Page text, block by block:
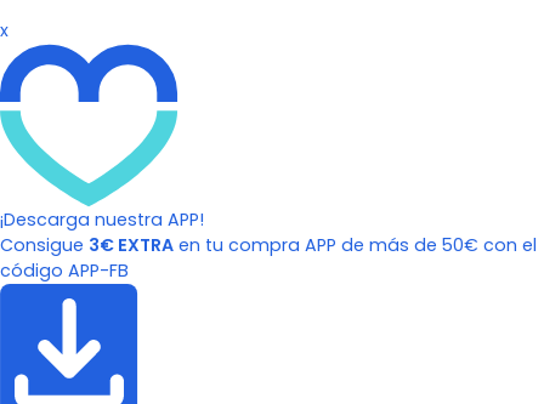
x
¡Descarga nuestra APP!
Consigue 3€ EXTRA en tu compra APP de más de 50€ con el
código APP-FB